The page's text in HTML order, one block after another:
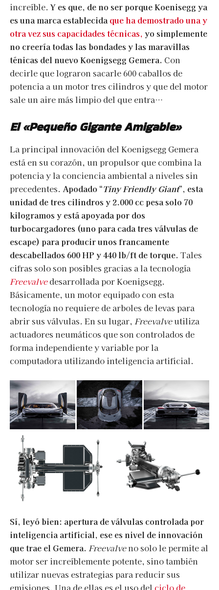
increíble.Y es que, de no ser porque Koenisegg ya
es una marca establecidaque ha demostrado una y
otra vez sus capacidades técnicas, yo simplemente
no creería todas las bondades y las maravillas
ténicas del nuevo Koenigsegg Gemera. Con
decirle que lograron sacarle 600 caballos de
potencia a un motor tres cilindros y que del motor
sale un aire más limpio del que entra…
El «Pequeño Gigante Amigable»
La principal innovación del Koenigsegg Gemera
está en su corazón, un propulsor que combina la
potencia y la conciencia ambiental a niveles sin
precedentes. Apodado “Tiny Friendly Giant”, esta
unidad de tres cilindros y 2.000 cc pesa solo 70
kilogramos y está apoyada por dos
turbocargadores (uno para cada tres válvulas de
escape) para producir unos francamente
descabellados 600 HP y 440 lb/ft de torque. Tales
cifras solo son posibles gracias a la tecnología
Freevalvedesarrollada por Koenigsegg.
Básicamente, un motor equipado con esta
tecnología no requiere de arboles de levas para
abrir sus válvulas. En su lugar, Freevalveutiliza
actuadores neumáticos que son controlados de
forma independiente y variable por la
computadora utilizando inteligencia artificial.
Sí, leyó bien: apertura de válvulas controlada por
inteligencia artificial, ese es nivel de innovación
que trae el Gemera. Freevalveno solo le permite al
motor ser increíblemente potente, sino también
utilizar nuevas estrategias para reducir sus
emisiones. Una de ellas es el uso del ciclo de